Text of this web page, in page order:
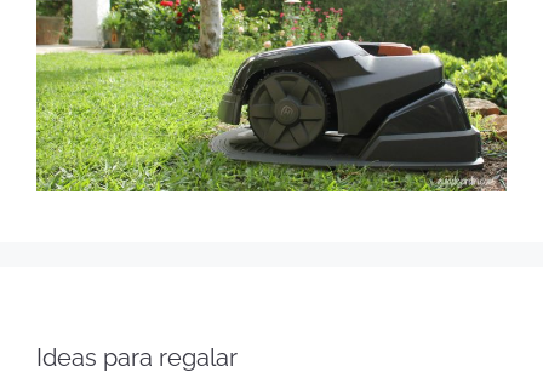
Ideas para regalar